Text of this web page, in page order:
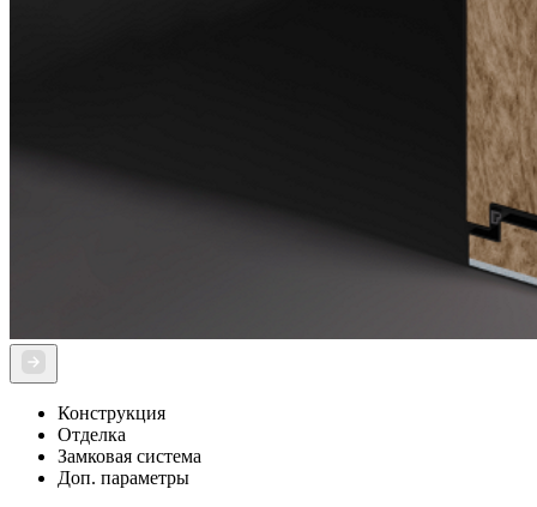
Конструкция
Отделка
Замковая система
Доп. параметры